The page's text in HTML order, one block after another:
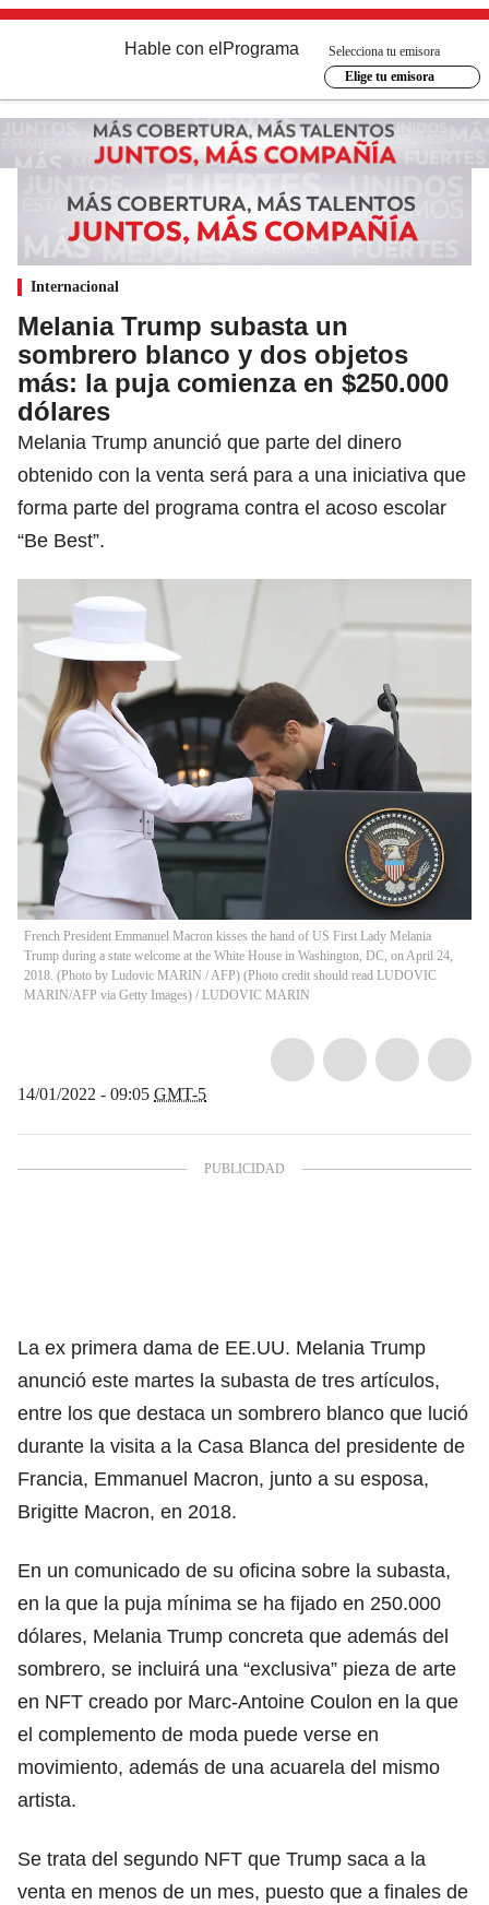
Hable con el Programa
Selecciona tu emisora
Elige tu emisora
Internacional
Melania Trump subasta un
sombrero blanco y dos objetos
más: la puja comienza en $250.000
dólares
Melania Trump anunció que parte del dinero
obtenido con la venta será para a una iniciativa que
forma parte del programa contra el acoso escolar
“Be Best”.
French President Emmanuel Macron kisses the hand of US First Lady Melania
Trump during a state welcome at the White House in Washington, DC, on April 24,
2018. (Photo by Ludovic MARIN / AFP) (Photo credit should read LUDOVIC
MARIN/AFP via Getty Images) / LUDOVIC MARIN
14/01/2022 - 09:05 GMT-5
La ex primera dama de EE.UU. Melania Trump
anunció este martes la subasta de tres artículos,
entre los que destaca un sombrero blanco que lució
durante la visita a la Casa Blanca del presidente de
Francia, Emmanuel Macron, junto a su esposa,
Brigitte Macron, en 2018.
En un comunicado de su oficina sobre la subasta,
en la que la puja mínima se ha fijado en 250.000
dólares, Melania Trump concreta que además del
sombrero, se incluirá una “exclusiva” pieza de arte
en NFT creado por Marc-Antoine Coulon en la que
el complemento de moda puede verse en
movimiento, además de una acuarela del mismo
artista.
Se trata del segundo NFT que Trump saca a la
venta en menos de un mes, puesto que a finales de